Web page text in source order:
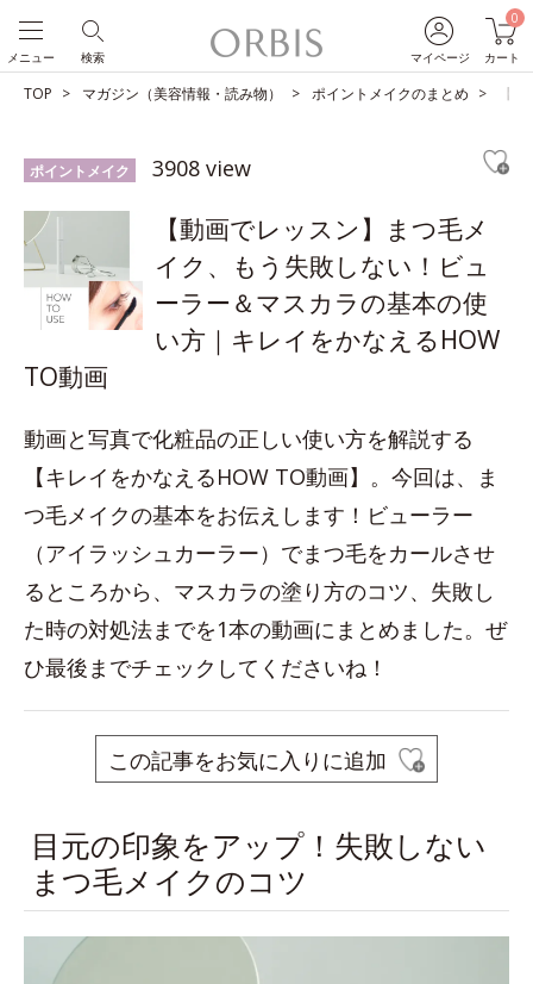
マイページ
0
カート
検索
メニュー
TOP マガジン（美容情報・読み物） ポイントメイクのまとめ 【
ポイントメイク 3908 view
【動画でレッスン】まつ毛メ
イク、もう失敗しない！ビュ
ーラー＆マスカラの基本の使
い方｜キレイをかなえるHOW
TO動画
動画と写真で化粧品の正しい使い方を解説する
【キレイをかなえるHOW TO動画】。今回は、ま
つ毛メイクの基本をお伝えします！ビューラー
（アイラッシュカーラー）でまつ毛をカールさせ
るところから、マスカラの塗り方のコツ、失敗し
た時の対処法までを1本の動画にまとめました。ぜ
ひ最後までチェックしてくださいね！
この記事をお気に入りに追加
目元の印象をアップ！失敗しない
まつ毛メイクのコツ